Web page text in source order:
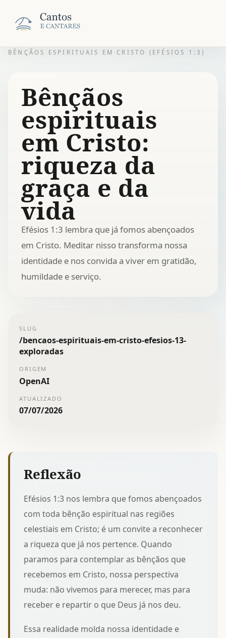
BÊNÇÃOS ESPIRITUAIS EM CRISTO (EFÉSIOS 1:3)
Bênçãos
espirituais
em Cristo:
riqueza da
graça e da
vida
Efésios 1:3 lembra que já fomos abençoados
em Cristo. Meditar nisso transforma nossa
identidade e nos convida a viver em gratidão,
humildade e serviço.
SLUG
/bencaos-espirituais-em-cristo-efesios-13-
exploradas
ORIGEM
OpenAI
ATUALIZADO
07/07/2026
Reflexão
Efésios 1:3 nos lembra que fomos abençoados
com toda bênção espiritual nas regiões
celestiais em Cristo; é um convite a reconhecer
a riqueza que já nos pertence. Quando
paramos para contemplaras bênçãos que
recebemos em Cristo, nossa perspectiva
muda: não vivemos para merecer, mas para
receber e repartir o que Deus já nos deu.
Essa realidade molda nossa identidade e